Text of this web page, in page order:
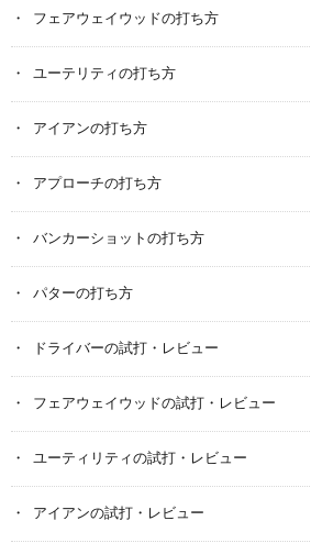
フェアウェイウッドの打ち方
ユーテリティの打ち方
アイアンの打ち方
アプローチの打ち方
バンカーショットの打ち方
パターの打ち方
ドライバーの試打・レビュー
フェアウェイウッドの試打・レビュー
ユーティリティの試打・レビュー
アイアンの試打・レビュー